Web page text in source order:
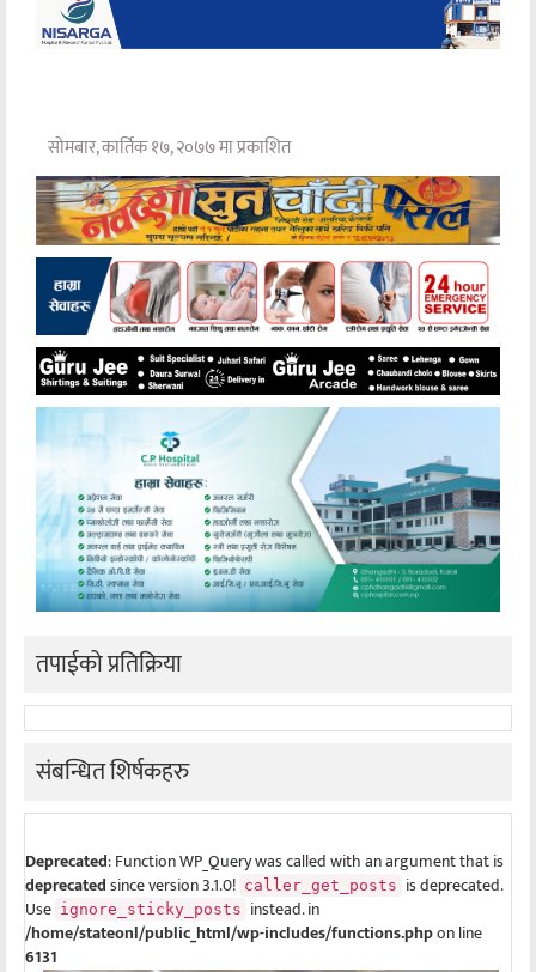
सोमबार, कार्तिक १७, २०७७ मा प्रकाशित
तपाईको प्रतिक्रिया
संबन्धित शिर्षकहरु
Deprecated: Function WP_Query was called with an argument that is
deprecatedsince version 3.1.0! caller_get_posts is deprecated.
Use ignore_sticky_posts instead. in
/home/stateonl/public_html/wp-includes/functions.phpon line
6131